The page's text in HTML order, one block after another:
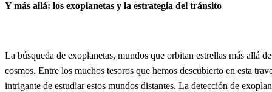
Y más allá: los exoplanetas y la estrategia del tránsito
La búsqueda de exoplanetas, mundos que orbitan estrellas más allá
cosmos. Entre los muchos tesoros que hemos descubierto en esta
intrigante de estudiar estos mundos distantes. La detección de